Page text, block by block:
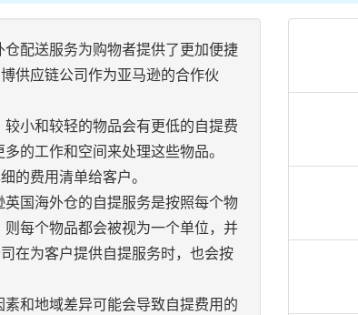
配送服务为购物者提供了更加便捷
供应链公司作为亚马逊的合作伙
小和较轻的物品会有更低的自提费
的工作和空间来处理这些物品。
的费用清单给客户。
国海外仓的自提服务是按照每个物
每个物品都会被视为一个单位，并
在为客户提供自提服务时，也会按
和地域差异可能会导致自提费用的